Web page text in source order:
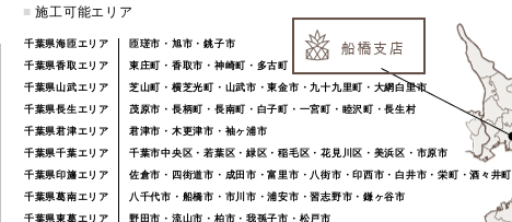
■施工可能エリア
千葉県海匝エリア
匝瑳市・旭市・銚子市
千葉県香取エリア
東庄町・香取市・神崎町・多古町
千葉県山武エリア
芝山町・横芝光町・山武市・東金市・九十九里町・大網白里市
千葉県長生エリア
茂原市・長柄町・長南町・白子町・一宮町・睦沢町・長生村
千葉県君津エリア
君津市・木更津市・袖ヶ浦市
千葉県千葉エリア
千葉市中央区・若葉区・緑区・稲毛区・花見川区・美浜区・市原市
千葉県印旛エリア
佐倉市・四街道市・成田市・富里市・八街市・印西市・白井市・栄町・酒々井町
千葉県葛南エリア
八千代市・船橋市・市川市・浦安市・習志野市・鎌ヶ谷市
千葉県東葛エリア
野田市・流山市・柏市・我孫子市・松戸市